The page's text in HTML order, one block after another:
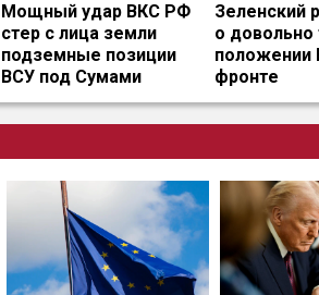
Мощный удар ВКС РФ
стер с лица земли
подземные позиции
ВСУ под Сумами
Зеленский
о
положении
фронте